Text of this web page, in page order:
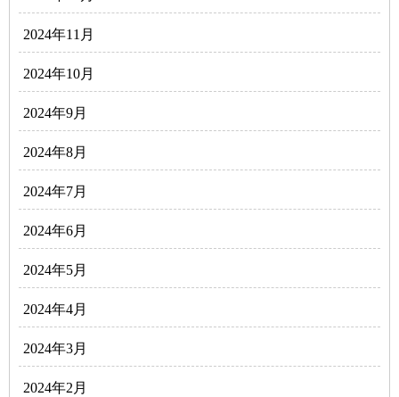
2024年11月
2024年10月
2024年9月
2024年8月
2024年7月
2024年6月
2024年5月
2024年4月
2024年3月
2024年2月